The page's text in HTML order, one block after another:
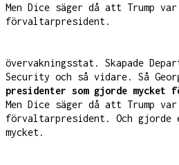
Men Dice säger då att Trump
förvaltarpresident.
övervakningsstat. Skapade
Security och så vidare. Så
presidenter som gjorde mycket
Men Dice säger då att Trump
förvaltarpresident. Och gjorde
mycket.